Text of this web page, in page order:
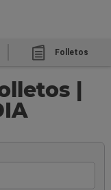
Folletos
|